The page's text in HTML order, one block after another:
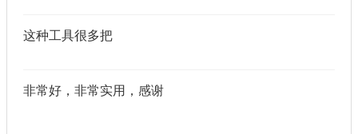
这种工具很多把
非常好，非常实用，感谢